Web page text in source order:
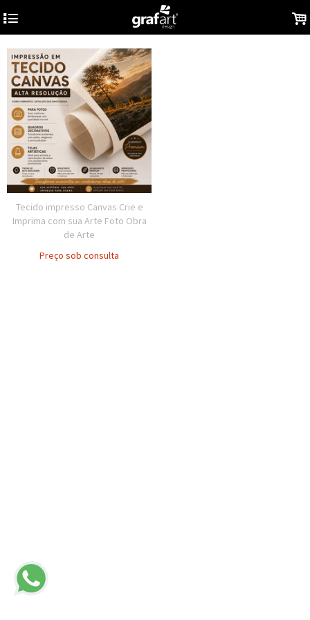
4 .
Tecido impresso Canvas Crie e
Imprima com sua Arte Foto Obra
de Arte
Preço sob consulta